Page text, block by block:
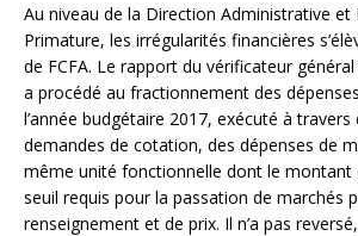
Au niveau de la Direction Administrative et
Primature, les irrégularités financières
de FCFA. Le rapport du vérificateur
a procédé au fractionnement des
l’année budgétaire 2017, exécuté à
demandes de cotation, des dépenses de
même unité fonctionnelle dont le montant
seuil requis pour la passation de marchés
renseignement et de prix. Il n’a pas